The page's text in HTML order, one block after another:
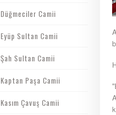
Düğmeciler Camii
Eyüp Sultan Camii
Şah Sultan Camii
Kaptan Paşa Camii
Kasım Çavuş Camii